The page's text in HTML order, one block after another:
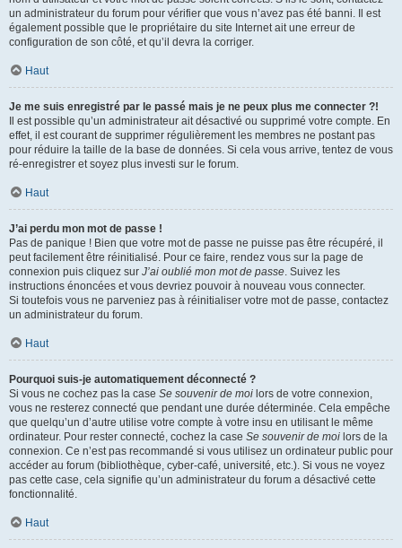
un administrateur du forum pour vérifier que vous n’avez pas été banni. Il est
également possible que le propriétaire du site Internet ait une erreur de
configuration de son côté, et qu’il devra la corriger.
Haut
Je me suis enregistré par le passé mais je ne peux plus me connecter ?!
Il est possible qu’un administrateur ait désactivé ou supprimé votre compte. En
effet, il est courant de supprimer régulièrement les membres ne postant pas
pour réduire la taille de la base de données. Si cela vous arrive, tentez de vous
ré-enregistrer et soyez plus investi sur le forum.
Haut
J’ai perdu mon mot de passe !
Pas de panique ! Bien que votre mot de passe ne puisse pas être récupéré, il
peut facilement être réinitialisé. Pour ce faire, rendez vous sur la page de
connexion puis cliquez sur J’ai oublié mon mot de passe. Suivez les
instructions énoncées et vous devriez pouvoir à nouveau vous connecter.
Si toutefois vous ne parveniez pas à réinitialiser votre mot de passe, contactez
un administrateur du forum.
Haut
Pourquoi suis-je automatiquement déconnecté ?
Si vous ne cochez pas la case Se souvenir de moi lors de votre connexion,
vous ne resterez connecté que pendant une durée déterminée. Cela empêche
que quelqu’un d’autre utilise votre compte à votre insu en utilisant le même
ordinateur. Pour rester connecté, cochez la case Se souvenir de moi lors de la
connexion. Ce n’est pas recommandé si vous utilisez un ordinateur public pour
accéder au forum (bibliothèque, cyber-café, université, etc.). Si vous ne voyez
pas cette case, cela signifie qu’un administrateur du forum a désactivé cette
fonctionnalité.
Haut